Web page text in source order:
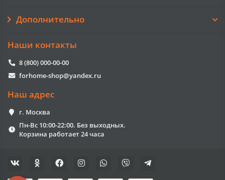
Дополнительно
Наши контакты
8 (800) 000-00-00
forhome-shop@yandex.ru
Наш адрес
г. Москва
Пн-Вс 10:00-22:00. Без выходных.
Корзина работает 24 часа